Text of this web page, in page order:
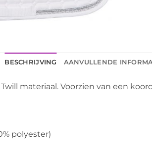
BESCHRIJVING AANVULLENDE
materiaal. Voorzien van een
polyester)